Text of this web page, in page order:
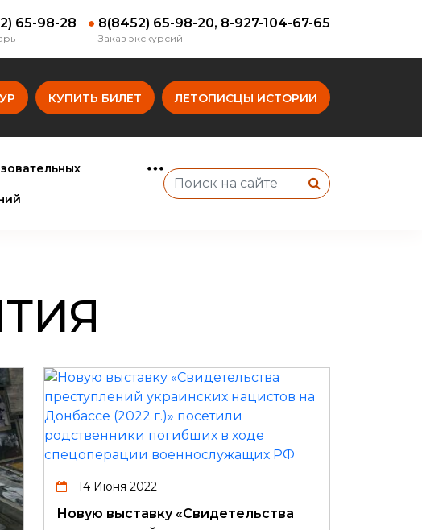
65-98-28 8(8452) 65-98-20, 8-927-104-67-65
Заказ экскурсий
КУПИТЬ БИЛЕТ ЛЕТОПИСЦЫ ИСТОРИИ
14 Июня 2022
Новую выставку «Свидетельства